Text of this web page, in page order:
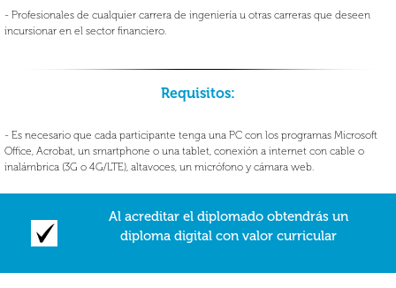
- Profesionales de cualquier carrera de ingeniería u otras carreras que deseen
incursionar en el sector financiero.
Requisitos:
- Es necesario que cada participante tenga una PC con los programas Microsoft
Office, Acrobat, un smartphone o una tablet, conexión a internet con cable o
inalámbrica (3G o 4G/LTE), altavoces, un micrófono y cámara web.
Al acreditar el diplomado obtendrás un
diploma digital con valor curricular